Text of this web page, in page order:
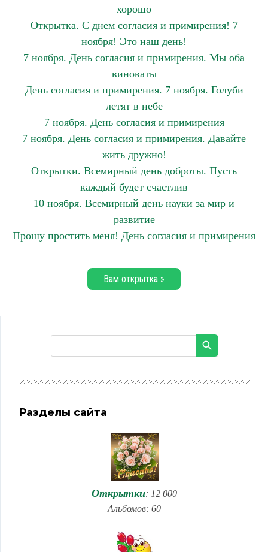
хорошо
Открытка. С днем согласия и примирения! 7
ноября! Это наш день!
7 ноября. День согласия и примирения. Мы оба
виноваты
День согласия и примирения. 7 ноября. Голуби
летят в небе
7 ноября. День согласия и примирения
7 ноября. День согласия и примирения. Давайте
жить дружно!
Открытки. Всемирный день доброты. Пусть
каждый будет счастлив
10 ноября. Всемирный день науки за мир и
развитие
Прошу простить меня! День согласия и примирения
Вам открытка »
Разделы сайта
Открытки: 12 000
Альбомов: 60